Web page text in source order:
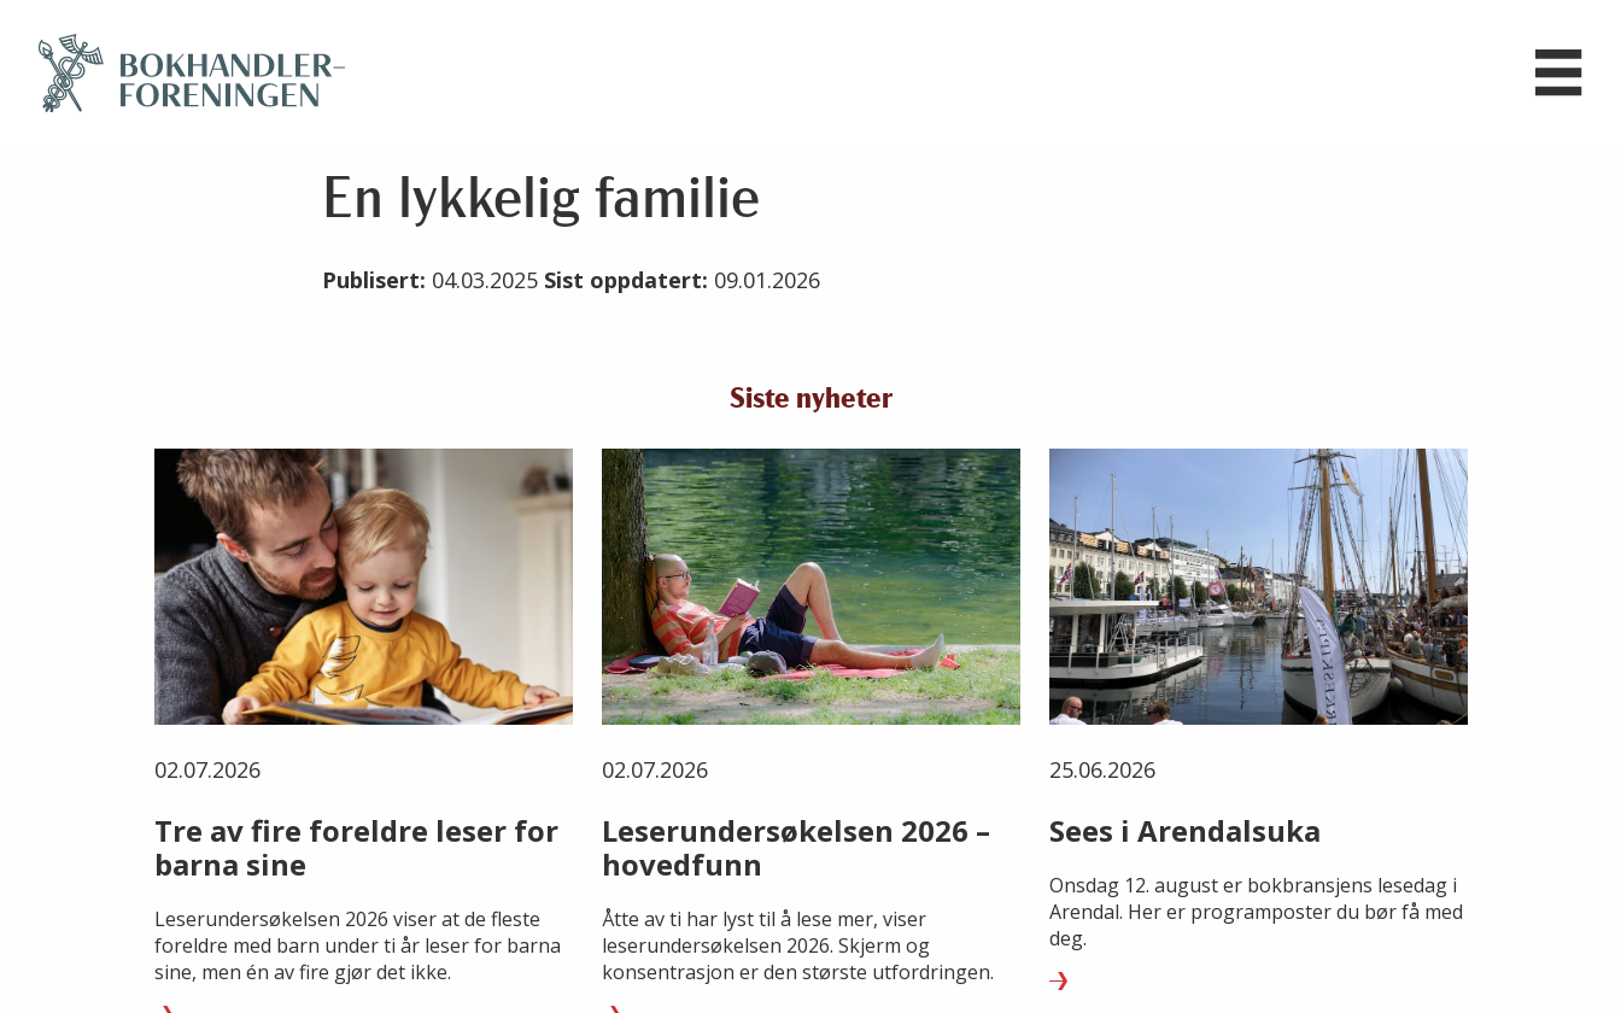
En lykkelig familie
Publisert: 04.03.2025 Sist oppdatert: 09.01.2026
Siste nyheter
02.07.2026
Tre av fire foreldre leser for
barna sine
Leserundersøkelsen 2026 viser at de fleste
foreldre med barn under ti år leser for barna
sine, men én av fire gjør det ikke.
02.07.2026
Leserundersøkelsen 2026 –
hovedfunn
Åtte av ti har lyst til å lese mer, viser
leserundersøkelsen 2026. Skjerm og
konsentrasjon er den største utfordringen.
25.06.2026
Sees i Arendalsuka
Onsdag 12. august er bokbransjens lesedag i
Arendal. Her er programposter du bør få med
deg.